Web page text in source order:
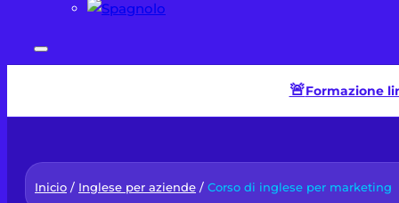
🚨​Formazione
Inicio / Inglese per aziende / Corso di inglese per marketing